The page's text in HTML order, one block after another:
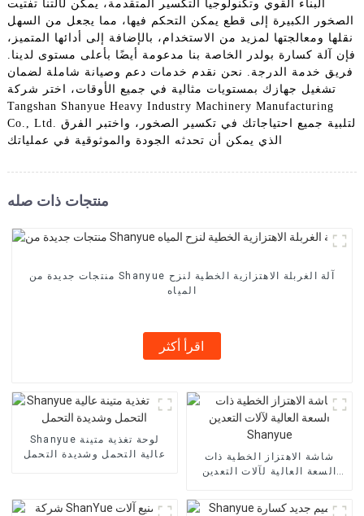
البناء القوي وتكنولوجيا التكسير المتقدمة، يمكن لآلتنا تفتيت
الصخور الكبيرة إلى قطع يمكن التحكم فيها، مما يجعل من السهل
نقلها ومعالجتها لمزيد من الاستخدام، بالإضافة إلى أدائها المتميز،
فإن آلة كسارة بولدر الخاصة بنا مدعومة أيضًا بأعلى مستوى لدينا.
فريق خدمة الدرجة. نحن نقدم خدمات دعم وصيانة شاملة لضمان
تشغيل جهازك بمستويات مثالية في جميع الأوقات، اختر شركة
Tangshan Shanyue Heavy Industry Machinery Manufacturing
Co., Ltd. لتلبية جميع احتياجاتك في تكسير الصخور، واختبر الفرق
الذي يمكن أن تحدثه الجودة والموثوقية في عملياتك
منتجات ذات صله
منتجات جديدة من Shanyue آلة الغربلة الاهتزازية الخطية لنزح
المياه
اقرأ أكثر
Shanyue لوحة تغذية متينة
عالية التحمل وشديدة التحمل
شاشة الاهتزاز الخطية ذات
السعة العالية لآلات التعدين